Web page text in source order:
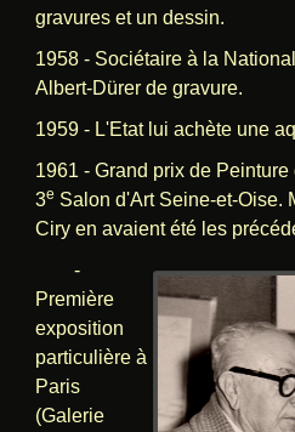
gravures et un dessin.
1958 - Sociétaire à la
Albert-Dürer de gravure.
1959 - L'Etat lui achète une
1961 - Grand prix de
3e Salon d'Art Seine-et-Oise.
Ciry en avaient été les
-
Première
exposition
particulière à
Paris
(Galerie